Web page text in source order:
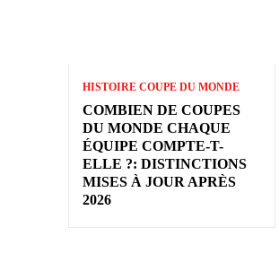
HISTOIRE COUPE DU MONDE
COMBIEN DE COUPES
DU MONDE CHAQUE
ÉQUIPE COMPTE-T-
ELLE ?: DISTINCTIONS
MISES À JOUR APRÈS
2026